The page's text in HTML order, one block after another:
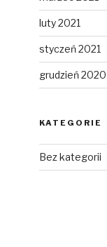
luty 2021
styczeń 2021
grudzień 2020
KATEGORIE
Bez kategorii